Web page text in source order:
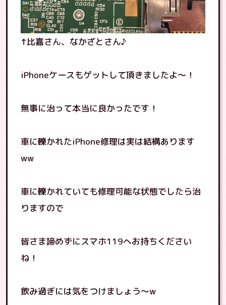
↑比嘉さん、なかざとさん♪
iPhoneケースもゲットして頂きましたよ〜！
無事に治って本当に良かったです！
車に轢かれたiPhone修理は実は結構あります
ww
車に轢かれていても修理可能な状態でしたら治
りますので
皆さま諦めずにスマホ119へお持ちください
ね！
飲み過ぎには気をつけましょう〜w